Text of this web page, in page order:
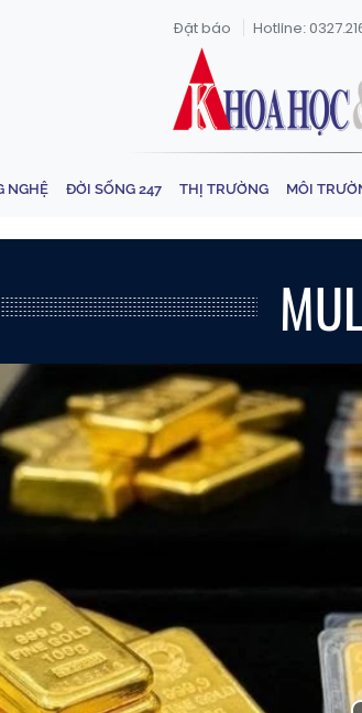
Đặt báo Hotline:
NGHỆ ĐỜI SỐNG 247 THỊ TRƯỜNG MÔI